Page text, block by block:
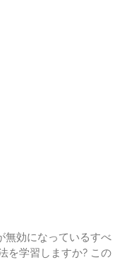
無効になっているすべ
を学習しますか? この